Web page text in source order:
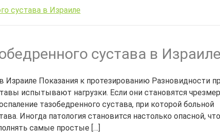
сустава в Израиле
сустава в
Израиле Показания к протезированию Разновидности
испытывают нагрузки. Если они становятся
тазобедренного сустава, при которой больной
Иногда патология становится настолько опасной, что
самые простые […]